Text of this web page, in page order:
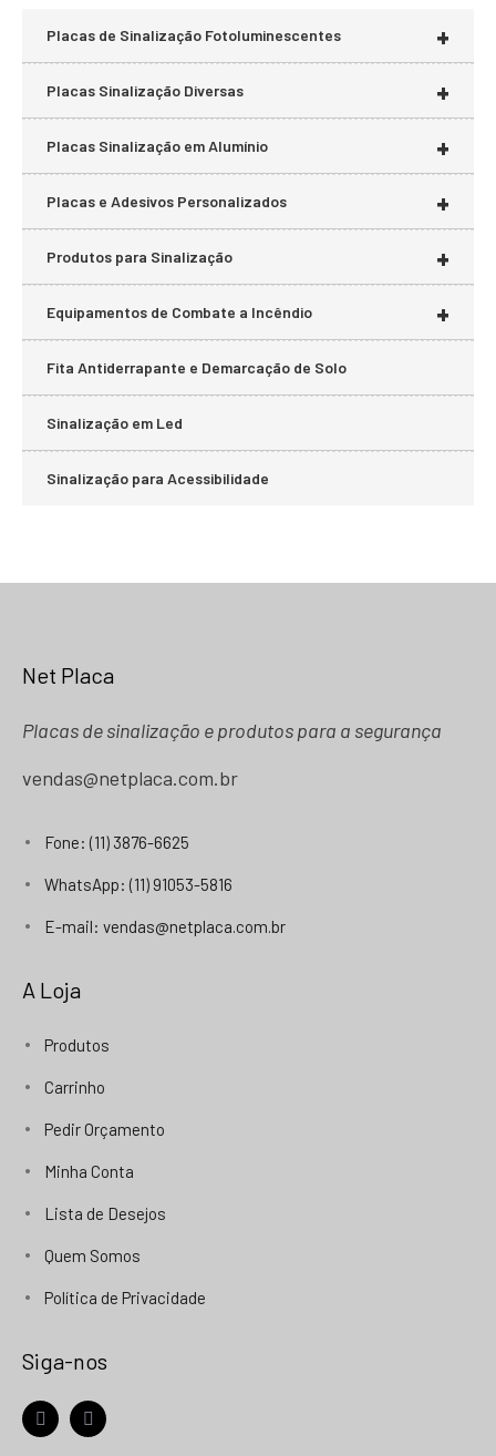
+
Placas de Sinalização Fotoluminescentes
+
Placas Sinalização Diversas
+
Placas Sinalização em Alumínio
+
Placas e Adesivos Personalizados
+
Produtos para Sinalização
+
Equipamentos de Combate a Incêndio
Fita Antiderrapante e Demarcação de Solo
Sinalização em Led
Sinalização para Acessibilidade
Net Placa
Placas de sinalização e produtos para a segurança
vendas@netplaca.com.br
Fone: (11) 3876-6625
WhatsApp: (11) 91053-5816
E-mail: vendas@netplaca.com.br
A Loja
Produtos
Carrinho
Pedir Orçamento
Minha Conta
Lista de Desejos
Quem Somos
Política de Privacidade
Siga-nos